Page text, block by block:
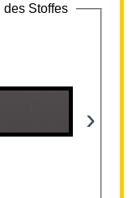
Stoffes
›